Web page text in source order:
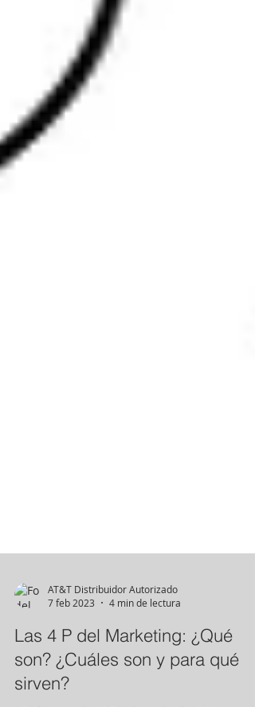
7 feb 2023
4 min de lectura
Las 4 P del Marketing: ¿Qué
son? ¿Cuáles son y para qué